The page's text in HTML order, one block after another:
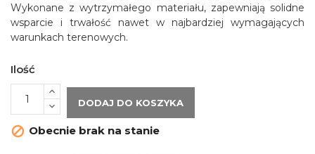
Wykonane z wytrzymałego materiału, zapewniają solidne
wsparcie i trwałość nawet w najbardziej wymagających
warunkach terenowych.
Ilość
DODAJ DO KOSZYKA
 Obecnie brak na stanie